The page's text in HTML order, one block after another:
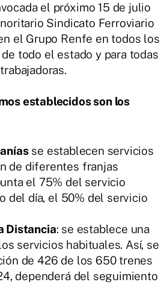
el próximo 15 de julio
Sindicato Ferroviario
el Grupo Renfe en todos los
todo el estado y para todas
establecidos son los
se establecen servicios
de diferentes franjas
el 75% del servicio
del día, el 50% del servicio
Distancia: se establece una
servicios habituales. Así, se
de 426 de los 650 trenes
dependerá del seguimiento